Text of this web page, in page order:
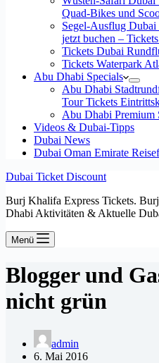
Quad-Bikes und
Segel-Ausflug Dubai
jetzt buchen –
Tickets Dubai
Tickets Waterpark
Abu Dhabi Specials
Abu Dhabi
Tour Tickets
Abu Dhabi Premium
Videos & Dubai-Tipps
Dubai News
Dubai Oman Emirate
Dubai Ticket Discount
Burj Khalifa Express Tickets.
Dhabi Aktivitäten & Aktuelle
Menü
Blogger und
nicht grün
admin
6. Mai 2016